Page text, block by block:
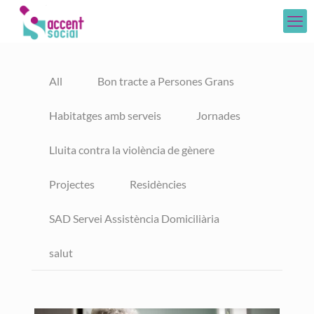
All Bon tracte a Persones Grans
Habitatges amb serveis Jornades
Lluita contra la violència de gènere
Projectes Residències
SAD Servei Assistència Domiciliària
salut